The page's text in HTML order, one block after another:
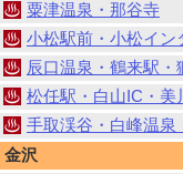
粟津温泉・那谷寺
小松駅前・小松イン
辰口温泉・鶴来駅・
松任駅・白山IC・美
手取渓谷・白峰温泉
金沢